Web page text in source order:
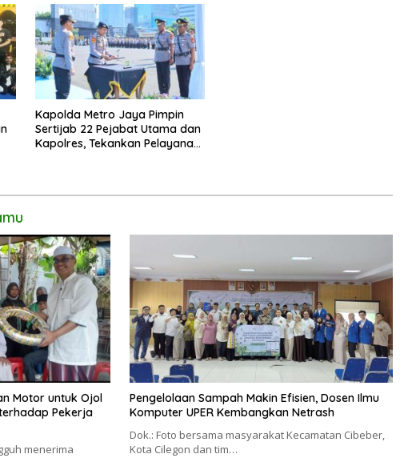
Kapolda Metro Jaya Pimpin
Sertijab 22 Pejabat Utama dan
Kapolres, Tekankan Pelayanan
Motor untuk Ojol
Pekerja
menerima
Pengelolaan Sampah Makin Efisien, Dosen Ilmu
Komputer UPER Kembangkan Netrash
Dok.: Foto bersama masyarakat Kecamatan Cibeber,
Kota Cilegon dan tim…